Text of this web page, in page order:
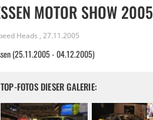
MOTOR SHOW 2005
Heads , 27.11.2005
(25.11.2005 - 04.12.2005)
TOP-FOTOS DIESER GALERIE: